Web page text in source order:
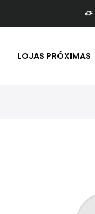
LOJAS PRÓXIMAS